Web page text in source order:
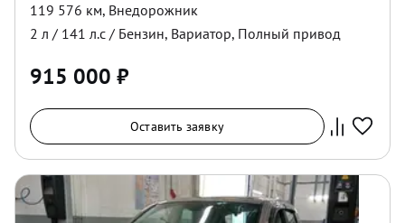
119 576 км, Внедорожник
2 л / 141 л.с / Бензин, Вариатор, Полный привод
915 000 ₽
Оставить заявку